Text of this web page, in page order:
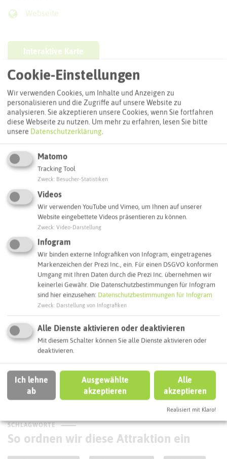
Webseite
Interaktive Karte
Routenplanung zum Ziel:
ÖPNV-Route finden
Autoroute finden
ATTRAKTIONEN IN DER UMGEBUNG
Was ihr hier noch erleben könnt
Wanderparkplatz Forsthaus
SCHLAGWORTE
So ordnen wir diese Attraktion ein
Cookie-Einstellungen
Wir verwenden Cookies, um Inhalte und Anzeigen zu
personalisieren und die Zugriffe auf unsere Website zu
analysieren. Sie akzeptieren unsere Cookies, wenn Sie fortfahren
diese Webseite zu nutzen. Um mehr zu erfahren, lesen Sie bitte
unsere Datenschutzerklärung.
Matomo
Tracking Tool
Zweck Besucher-Statistiken
Videos
Wir verwenden YouTube und Vimeo, um Ihnen auf unserer
Website eingebettete Videos präsentieren zu können.
Zweck Video-Darstellung
Infogram
Wir binden externe Infografiken von Infogram, eingetragenes
Markenzeichen der Prezi Inc., ein. Für einen DSGVO konformen
Umgang mit Ihren Daten durch die Prezi Inc. übernehmen wir
keinerlei Gewähr. Die Datenschutzbestimmungen für Infogram
sind hier einzusehen: Datenschutzbestimmungen für Infogram
Zweck Darstellung von Infografiken
Alle Dienste aktivieren oder deaktivieren
Mit diesem Schalter können Sie alle Dienste aktivieren oder
deaktivieren.
Ich lehne
ab
Ausgewählte
akzeptieren
Alle
akzeptieren
Realisiert mit Klaro!